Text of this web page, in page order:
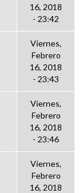
16, 2018
- 23:42
Viernes,
Febrero
16, 2018
- 23:43
Viernes,
Febrero
16, 2018
- 23:46
Viernes,
Febrero
16, 2018